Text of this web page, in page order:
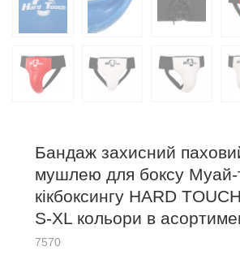
Бандаж захисний
мушлею для боксу Муай-
кікбоксингу HARD
S-XL кольори в
7570